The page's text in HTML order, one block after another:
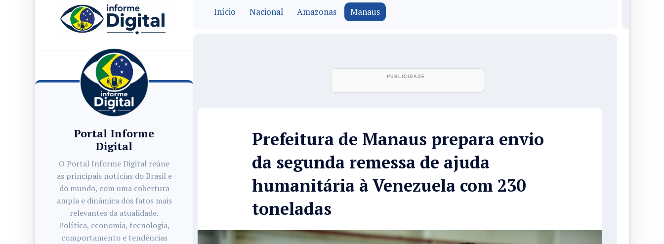
Portal Informe
Digital
O Portal Informe Digital reúne
as principais notícias do Brasil e
do mundo, com uma cobertura
ampla e dinâmica dos fatos mais
relevantes da atualidade.
Política, economia, tecnologia,
comportamento e tendências
Início Nacional Amazonas Manaus
Prefeitura de Manaus prepara envio
da segunda remessa de ajuda
humanitária à Venezuela com 230
toneladas